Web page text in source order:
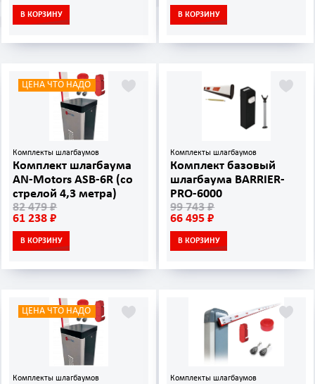
В КОРЗИНУ В КОРЗИНУ
ЦЕНА ЧТО НАДО
Комплекты шлагбаумов
Комплект шлагбаума
AN-Motors ASB-6R (со
стрелой 4,3 метра)
82 479 ₽
61 238 ₽
В КОРЗИНУ
Комплекты шлагбаумов
Комплект базовый
шлагбаума BARRIER-
PRO-6000
99 743 ₽
66 495 ₽
В КОРЗИНУ
ЦЕНА ЧТО НАДО
Комплекты шлагбаумов Комплекты шлагбаумов